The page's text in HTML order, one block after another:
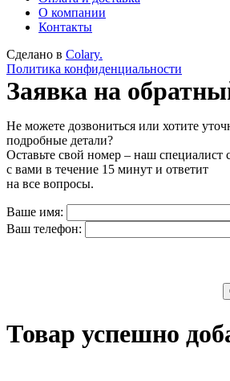
О компании
Контакты
Сделано в Colary.
Политика конфиденциальности
Заявка на
Не можете дозвониться или хотите
подробные детали?
Оставьте свой номер – наш специалист
с вами в течение 15 минут и ответит
на все вопросы.
Ваше имя:
Ваш телефон:
Товар успешно